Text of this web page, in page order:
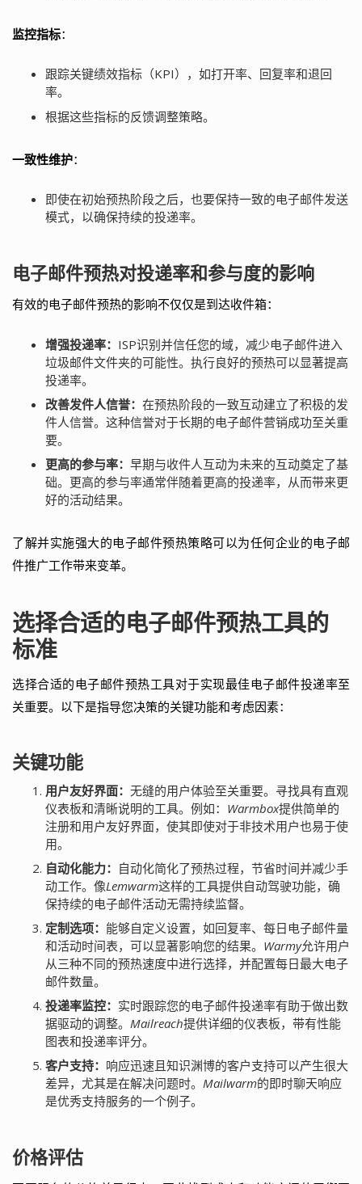
监控指标：
跟踪关键绩效指标（KPI），如打开率、回复率和退回
率。
根据这些指标的反馈调整策略。
一致性维护：
即使在初始预热阶段之后，也要保持一致的电子邮件发送
模式，以确保持续的投递率。
电子邮件预热对投递率和参与度的影响
有效的电子邮件预热的影响不仅仅是到达收件箱：
增强投递率： ISP识别并信任您的域，减少电子邮件进入
垃圾邮件文件夹的可能性。执行良好的预热可以显著提高
投递率。
改善发件人信誉： 在预热阶段的一致互动建立了积极的发
件人信誉。这种信誉对于长期的电子邮件营销成功至关重
要。
更高的参与率： 早期与收件人互动为未来的互动奠定了基
础。更高的参与率通常伴随着更高的投递率，从而带来更
好的活动结果。
了解并实施强大的电子邮件预热策略可以为任何企业的电子邮
件推广工作带来变革。
选择合适的电子邮件预热工具的
标准
选择合适的电子邮件预热工具对于实现最佳电子邮件投递率至
关重要。以下是指导您决策的关键功能和考虑因素：
关键功能
用户友好界面： 无缝的用户体验至关重要。寻找具有直观
仪表板和清晰说明的工具。例如： Warmbox提供简单的
注册和用户友好界面，使其即使对于非技术用户也易于使
用。
自动化能力： 自动化简化了预热过程，节省时间并减少手
动工作。像Lemwarm这样的工具提供自动驾驶功能，确
保持续的电子邮件活动无需持续监督。
定制选项： 能够自定义设置，如回复率、每日电子邮件量
和活动时间表，可以显著影响您的结果。 Warmy允许用户
从三种不同的预热速度中进行选择，并配置每日最大电子
邮件数量。
投递率监控： 实时跟踪您的电子邮件投递率有助于做出数
据驱动的调整。 Mailreach提供详细的仪表板，带有性能
图表和投递率评分。
客户支持： 响应迅速且知识渊博的客户支持可以产生很大
差异，尤其是在解决问题时。 Mailwarm的即时聊天响应
是优秀支持服务的一个例子。
价格评估